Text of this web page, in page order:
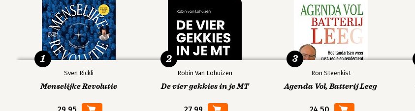
Sven Rickli
Menselijke Revolutie
29,95
1
Robin Van Lohuizen
De vier gekkies in je MT
27,99
2
Ron Steenkist
Agenda Vol, Batterij Leeg
24,50
3